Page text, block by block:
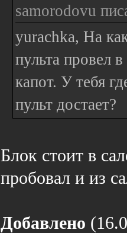
samorodovu
yurachka, На
пульта провел
капот. У тебя
пульт достает?
Блок стоит в
пробовал и из
Добавлено